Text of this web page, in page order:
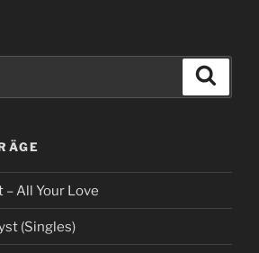
All Your Love
(Singles)